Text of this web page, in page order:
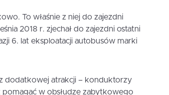
To właśnie z niej do zajezdni
2018 r. zjechał do zajezdni ostatni
6. lat eksploatacji autobusów marki
dodatkowej atrakcji – konduktorzy
w obsłudze zabytkowego